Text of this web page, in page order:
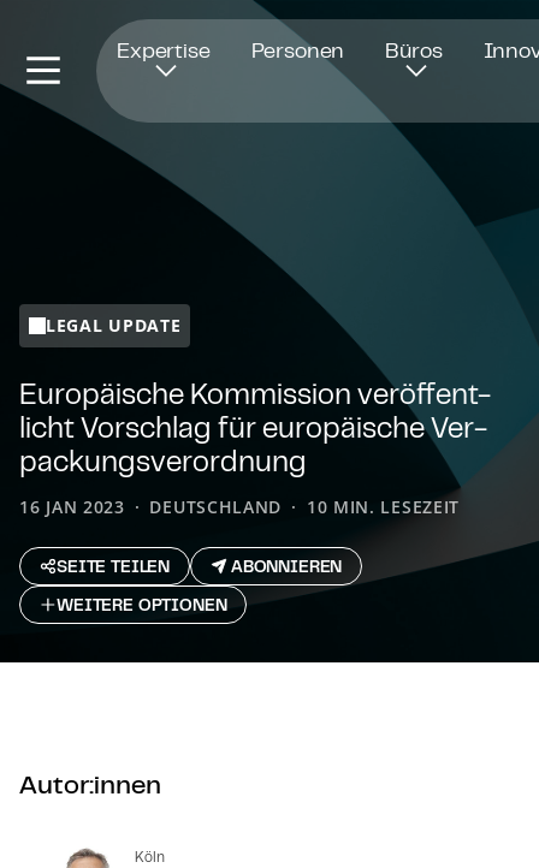
Expertise Personen Büros
LEGAL UPDATE
Europäische Kommission ver­öf­fent­
licht Vorschlag für europäische Ver­
pa­ckungs­ver­ord­nung
16 JAN 2023 DEUTSCHLAND 10 MIN. LESEZEIT
SEITE TEILEN
ABONNIEREN
WEITERE OPTIONEN
Autor:innen
Köln
Öffnet in einem neuen Fenster